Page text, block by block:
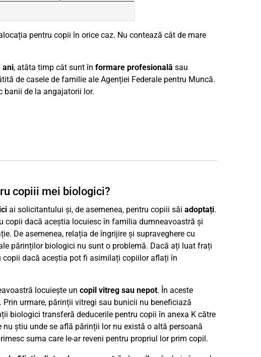
pentru copii în orice caz. Nu contează cât de mare
ani, atâta timp cât sunt în formare profesională sau
de casele de familie ale Agenției Federale pentru Muncă.
banii de la angajatorii lor.
copiii mei biologici?
ai solicitantului și, de asemenea, pentru copiii săi adoptați.
copii dacă aceștia locuiesc în familia dumneavoastră și
De asemenea, relația de îngrijire și supraveghere cu
părinților biologici nu sunt o problemă. Dacă ați luat frați
dacă aceștia pot fi asimilați copiilor aflați în
locuiește un copil vitreg sau nepot. În aceste
urmare, părinții vitregi sau bunicii nu beneficiază
biologici transferă deducerile pentru copii în anexa K către
știu unde se află părinții lor nu există o altă persoană
suma care le-ar reveni pentru propriul lor prim copil.